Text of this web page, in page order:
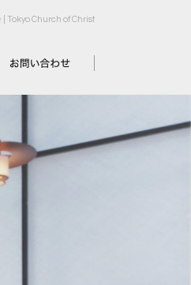
| Tokyo Church of Christ
問い合わせ